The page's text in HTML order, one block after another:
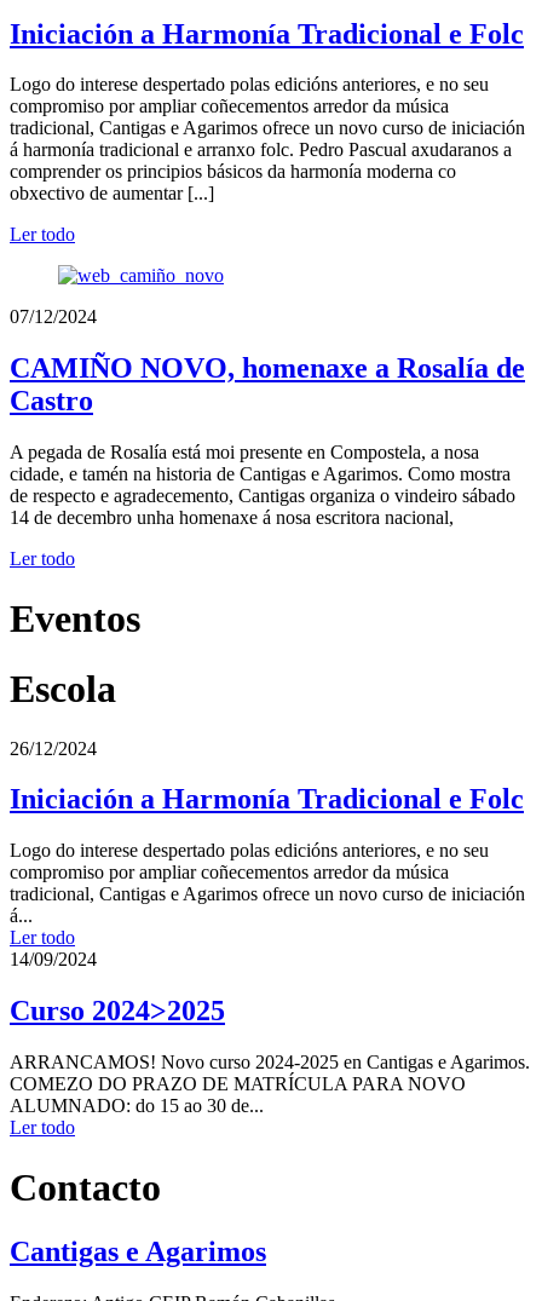
Iniciación a Harmonía Tradicional e Folc
Logo do interese despertado polas edicións anteriores, e no seu
compromiso por ampliar coñecementos arredor da música
tradicional, Cantigas e Agarimos ofrece un novo curso de iniciación
á harmonía tradicional e arranxo folc. Pedro Pascual axudaranos a
comprender os principios básicos da harmonía moderna co
obxectivo de aumentar [...]
Ler todo
07/12/2024
CAMIÑO NOVO, homenaxe a Rosalía de
Castro
A pegada de Rosalía está moi presente en Compostela, a nosa
cidade, e tamén na historia de Cantigas e Agarimos. Como mostra
de respecto e agradecemento, Cantigas organiza o vindeiro sábado
14 de decembro unha homenaxe á nosa escritora nacional,
Ler todo
Eventos
Escola
26/12/2024
Iniciación a Harmonía Tradicional e Folc
Logo do interese despertado polas edicións anteriores, e no seu
compromiso por ampliar coñecementos arredor da música
tradicional, Cantigas e Agarimos ofrece un novo curso de iniciación
á...
Ler todo
14/09/2024
Curso 2024>2025
ARRANCAMOS! Novo curso 2024-2025 en Cantigas e Agarimos.
COMEZO DO PRAZO DE MATRÍCULA PARA NOVO
ALUMNADO: do 15 ao 30 de...
Ler todo
Contacto
Cantigas e Agarimos